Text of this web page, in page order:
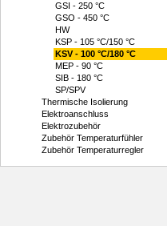
GSI - 250 °C
GSO - 450 °C
HW
KSP - 105 °C/150 °C
KSV - 100 °C/180 °C
MEP - 90 °C
SIB - 180 °C
SP/SPV
Thermische Isolierung
Elektroanschluss
Elektrozubehör
Zubehör Temperaturfühler
Zubehör Temperaturregler